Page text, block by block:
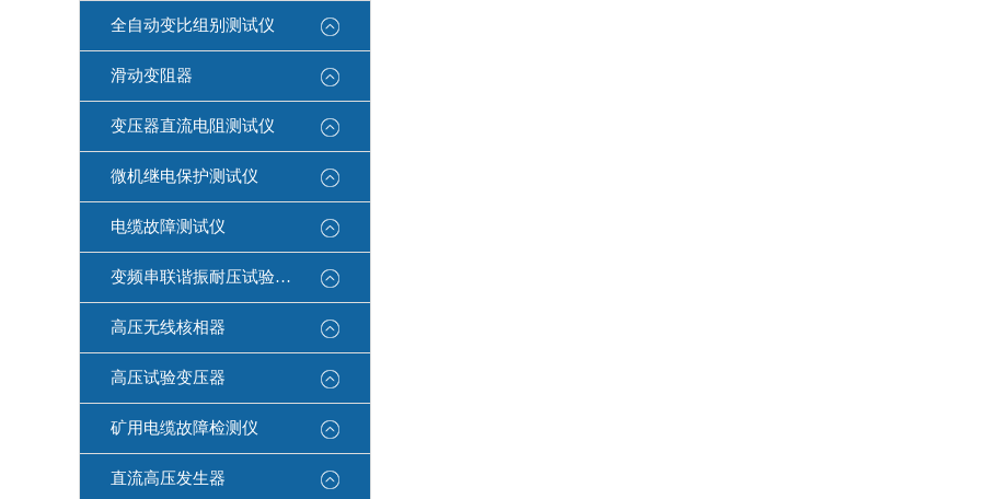
全自动变比组别测试仪
滑动变阻器
变压器直流电阻测试仪
微机继电保护测试仪
电缆故障测试仪
变频串联谐振耐压试验装置
高压无线核相器
高压试验变压器
矿用电缆故障检测仪
直流高压发生器